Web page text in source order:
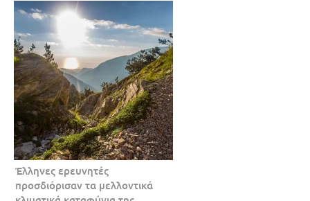
Έλληνες ερευνητές
προσδιόρισαν τα μελλοντικά